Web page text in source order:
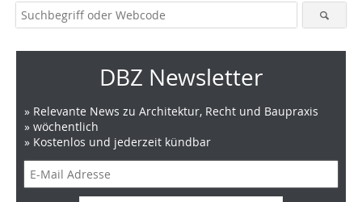
DBZ Newsletter
» Relevante News zu Architektur, Recht und Baupraxis
» wöchentlich
» Kostenlos und jederzeit kündbar